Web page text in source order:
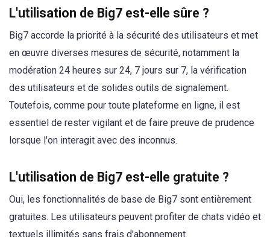
L'utilisation de Big7 est-elle sûre ?
Big7 accorde la priorité à la sécurité des utilisateurs et met
en œuvre diverses mesures de sécurité, notamment la
modération 24 heures sur 24, 7 jours sur 7, la vérification
des utilisateurs et de solides outils de signalement.
Toutefois, comme pour toute plateforme en ligne, il est
essentiel de rester vigilant et de faire preuve de prudence
lorsque l'on interagit avec des inconnus.
L'utilisation de Big7 est-elle gratuite ?
Oui, les fonctionnalités de base de Big7 sont entièrement
gratuites. Les utilisateurs peuvent profiter de chats vidéo et
textuels illimités sans frais d'abonnement.